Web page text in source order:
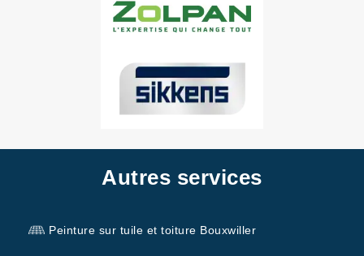
Autres services
Peinture sur tuile et toiture Bouxwiller